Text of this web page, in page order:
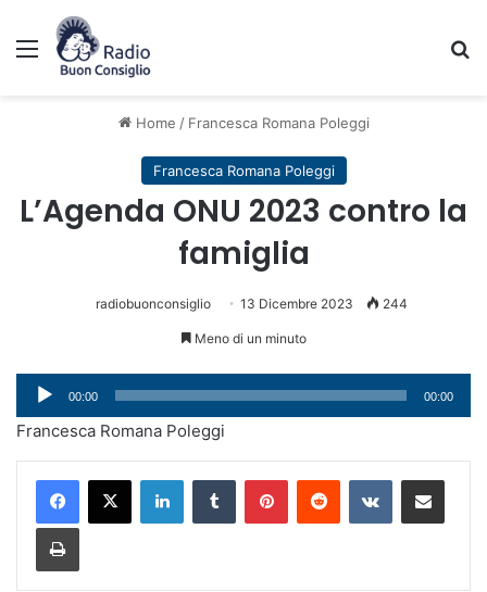
Menu
Home / Francesca Romana Poleggi
Francesca Romana Poleggi
L’Agenda ONU 2023 contro la
famiglia
radiobuonconsiglio 13 Dicembre 2023 244
Meno di un minuto
Audio
Player
00:00 00:00
Francesca Romana Poleggi